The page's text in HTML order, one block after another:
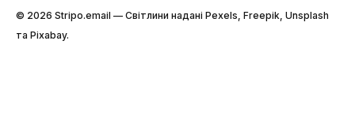
© 2026 Stripо.email — Світлини надані Pexels, Freepik, Unsplash
та Pixabay.